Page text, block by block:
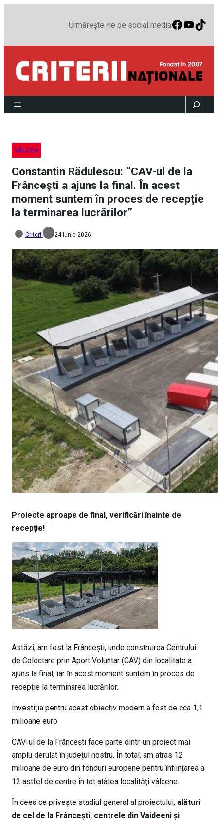
Urmărește-ne pe social media
Search
VÂLCEA
Constantin Rădulescu: ​”CAV-ul de la
Frâncești a ajuns la final. În acest
moment suntem în proces de recepție
la terminarea lucrărilor”
Criterii 24 Iunie 2026
Proiecte aproape de final, verificări înainte de
recepție!
​Astăzi, am fost la Frâncești, unde construirea Centrului
de Colectare prin Aport Voluntar (CAV) din localitate a
ajuns la final, iar în acest moment suntem în proces de
recepție la terminarea lucrărilor.
Investiția pentru acest obiectiv modern a fost de cca 1,1
milioane euro.
​CAV-ul de la Frâncești face parte dintr-un proiect mai
amplu derulat în județul nostru. În total, am atras 12
milioane de euro din fonduri europene pentru înființarea a
12 astfel de centre în tot atâtea localități vâlcene.
În ceea ce privește stadiul general al proiectului, alături
de cel de la Frâncești, centrele din Vaideeni și